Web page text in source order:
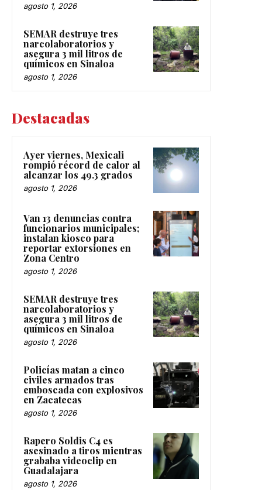
agosto 1, 2026
SEMAR destruye tres
narcolaboratorios y
asegura 3 mil litros de
químicos en Sinaloa
agosto 1, 2026
Destacadas
Ayer viernes, Mexicali
rompió récord de calor al
alcanzar los 49.3 grados
agosto 1, 2026
Van 13 denuncias contra
funcionarios municipales;
instalan kiosco para
reportar extorsiones en
Zona Centro
agosto 1, 2026
SEMAR destruye tres
narcolaboratorios y
asegura 3 mil litros de
químicos en Sinaloa
agosto 1, 2026
Policías matan a cinco
civiles armados tras
emboscada con explosivos
en Zacatecas
agosto 1, 2026
Rapero Soldis C4 es
asesinado a tiros mientras
grababa videoclip en
Guadalajara
agosto 1, 2026